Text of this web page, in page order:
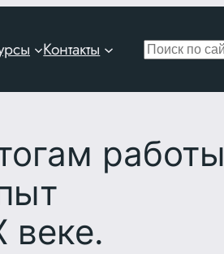
Контакты Поиск
работы
веке.